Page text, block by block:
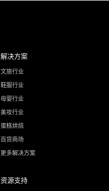
解决方案
文旅行业
鞋服行业
母婴行业
美妆行业
蛋糕烘焙
百货商场
更多解决方案
资源支持